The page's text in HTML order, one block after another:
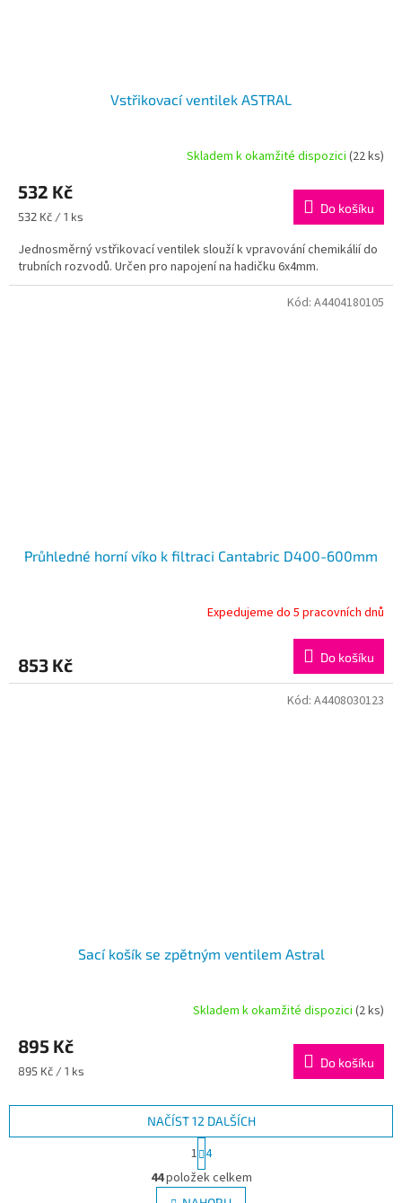
Vstřikovací ventilek ASTRAL
Skladem k okamžité dispozici (22 ks)
532 Kč
Měrná
532 Kč / 1 ks
Do košíku
Jednosměrný vstřikovací ventilek slouží k vpravování chemikálií do
trubních rozvodů. Určen pro napojení na hadičku 6x4mm.
Průhledné horní víko k filtraci Cantabric D400-600mm
Expedujeme do 5 pracovních dnů
853 Kč Do košíku
Kód: A4404180105
Sací košík se zpětným ventilem Astral
Skladem k okamžité dispozici (2 ks)
895 Kč
Měrná
895 Kč / 1 ks
Do košíku
Kód: A4408030123
O
v
NAČÍST 12 DALŠÍCH
t
r
á
1 4
44položek celkem